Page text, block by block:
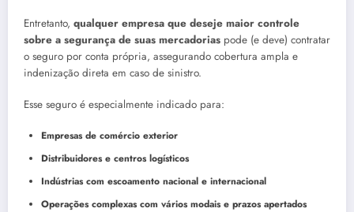
Entretanto, qualquer empresa que deseje maior controle
sobre a segurança de suas mercadorias pode (e deve) contratar
o seguro por conta própria, assegurando cobertura ampla e
indenização direta em caso de sinistro.
Esse seguro é especialmente indicado para:
Empresas de comércio exterior
Distribuidores e centros logísticos
Indústrias com escoamento nacional e internacional
Operações complexas com vários modais e prazos apertados